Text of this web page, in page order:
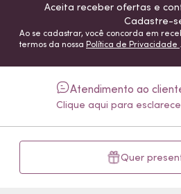
Aceita receber ofertas e
Cadastre-
Ao se cadastrar, você concorda em
termos da nossa Política de Privacidade .
Atendimento ao
Clique aqui para
Quer